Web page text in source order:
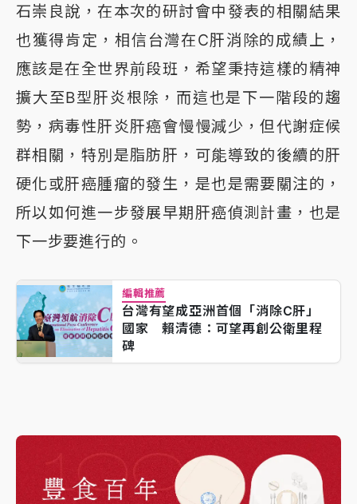
石崇良說，在本次的研討會中發表的相關結果
也獲得肯定，相信台灣在C肝消除的成績上，
應該是在全世界前段班，希望秉持這樣的精神
擴大至B型肝炎根除，而這也是下一階段的趨
勢，病毒性肝炎肝癌會慢慢減少，但代謝症候
群相關，特別是脂肪肝，可能導致的後續的肝
硬化或肝癌腫瘤的發生，是也是需要關注的，
所以如何進一步發展早期肝癌偵測計畫，也是
下一步要進行的。
編輯推薦
台灣有望成亞洲首個「消除C肝」
國家 賴清德：可望再創公衛里程
碑